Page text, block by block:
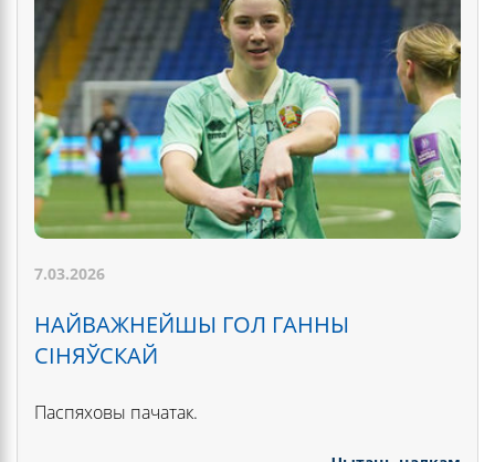
7.03.2026
НАЙВАЖНЕЙШЫ ГОЛ ГАННЫ
СІНЯЎСКАЙ
Паспяховы пачатак.